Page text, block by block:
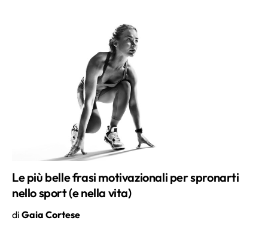
Le più belle frasi motivazionali per spronarti
nello sport (e nella vita)
diGaia Cortese